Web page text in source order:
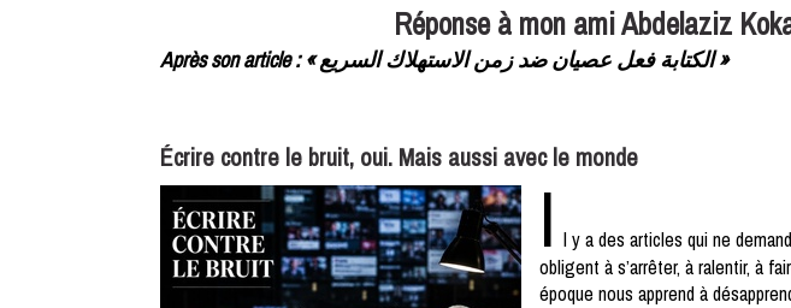
Réponse à mon ami Abdelaziz
Après son article : « الكتابة فعل عصيان ضد زمن الاستهلاك السريع »
Écrire contre le bruit, oui. Mais aussi avec le monde
I l y a des articles qui ne
obligent à s’arrêter, à ralentir, à
époque nous apprend à